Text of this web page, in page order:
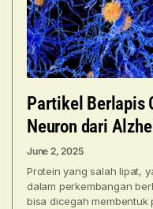
Partikel Berlapis
Neuron dari
June 2, 2025
Protein yang salah lipat,
dalam perkembangan
bisa dicegah